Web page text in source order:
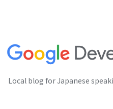
Local blog for Japanese